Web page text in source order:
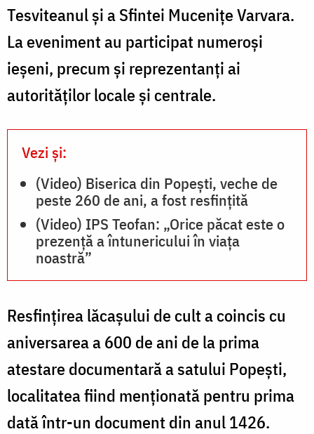
Tesviteanul și a Sfintei Mucenițe Varvara.
La eveniment au participat numeroși
ieșeni, precum și reprezentanți ai
autorităților locale și centrale.
Vezi și:
(Video) Biserica din Popești, veche de
peste 260 de ani, a fost resfințită
(Video) IPS Teofan: „Orice păcat este o
prezență a întunericului în viața
noastră”
Resfințirea lăcașului de cult a coincis cu
aniversarea a 600 de ani de la prima
atestare documentară a satului Popești,
localitatea fiind menționată pentru prima
dată într-un document din anul 1426.